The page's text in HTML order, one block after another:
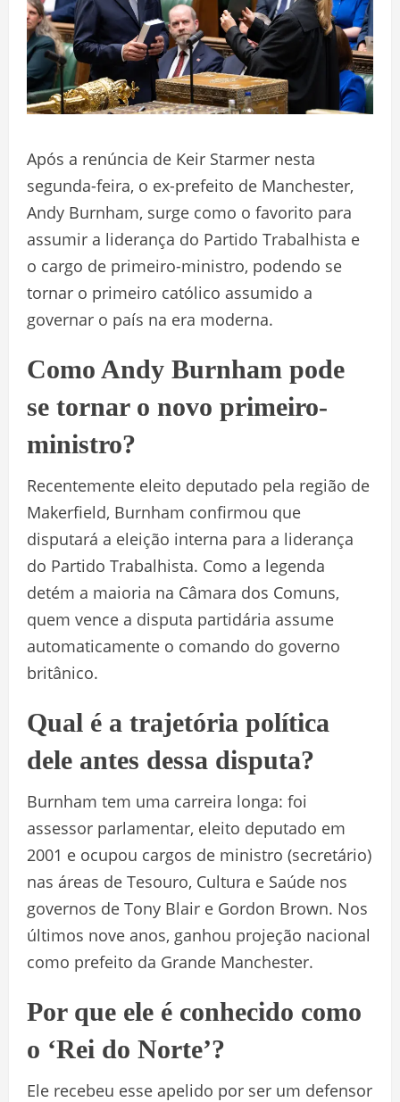
Após a renúncia de Keir Starmer nesta
segunda-feira, o ex-prefeito de Manchester,
Andy Burnham, surge como o favorito para
assumir a liderança do Partido Trabalhista e
o cargo de primeiro-ministro, podendo se
tornar o primeiro católico assumido a
governar o país na era moderna.
Como Andy Burnham pode
se tornar o novo primeiro-
ministro?
Recentemente eleito deputado pela região de
Makerfield, Burnham confirmou que
disputará a eleição interna para a liderança
do Partido Trabalhista. Como a legenda
detém a maioria na Câmara dos Comuns,
quem vence a disputa partidária assume
automaticamente o comando do governo
britânico.
Qual é a trajetória política
dele antes dessa disputa?
Burnham tem uma carreira longa: foi
assessor parlamentar, eleito deputado em
2001 e ocupou cargos de ministro (secretário)
nas áreas de Tesouro, Cultura e Saúde nos
governos de Tony Blair e Gordon Brown. Nos
últimos nove anos, ganhou projeção nacional
como prefeito da Grande Manchester.
Por que ele é conhecido como
o ‘Rei do Norte’?
Ele recebeu esse apelido por ser um defensor